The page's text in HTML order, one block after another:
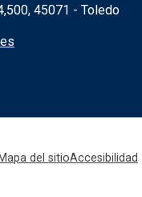
45071 - Toledo
Mapa del sitioAccesibilidad